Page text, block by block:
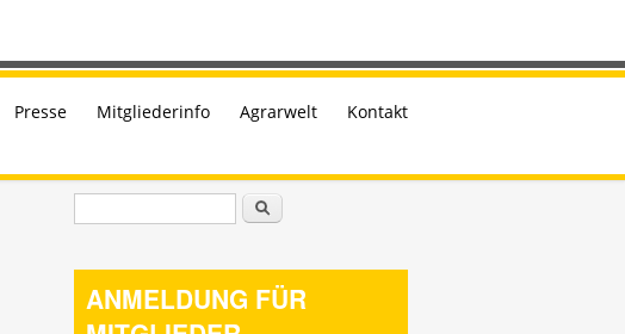
Presse Mitgliederinfo Agrarwelt Kontakt
Suchformular Suche
ANMELDUNG FÜR